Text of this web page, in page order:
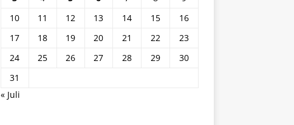
10
11 12 13 14 15
16
17
18 19 20 21 22
23
24
25 26 27 28 29
30
31
« Juli